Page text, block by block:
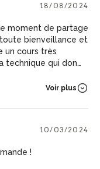
18/08/2024
moment de partage
bienveillance et
un cours très
qui donne
Voir plus
10/03/2024
!